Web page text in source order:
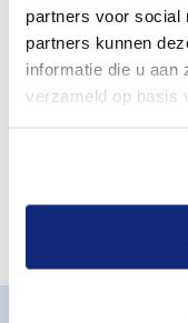
partners voor social
partners kunnen
informatie die u aan
verzameld op basis
Telefonische
Stille
Terug naar Crematie